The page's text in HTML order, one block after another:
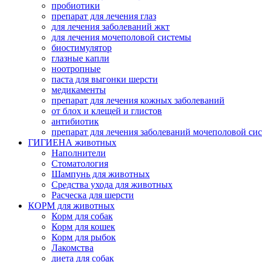
пробиотики
препарат для лечения глаз
для лечения заболеваний жкт
для лечения мочеполовой системы
биостимулятор
глазные капли
ноотропные
паста для выгонки шерсти
медикаменты
препарат для лечения кожных заболеваний
от блох и клещей и глистов
антибиотик
препарат для лечения заболеваний мочеполовой
ГИГИЕНА животных
Наполнители
Cтоматология
Шампунь для животных
Cредства ухода для животных
Расческа для шерсти
КОРМ для животных
Корм для собак
Корм для кошек
Корм для рыбок
Лакомства
диета для собак